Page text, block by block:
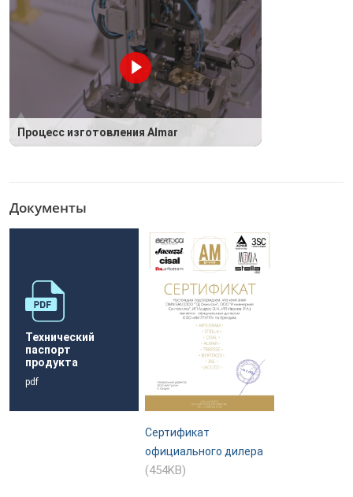
Процесс изготовления Almar
Документы
Технический
паспорт
продукта
pdf
Сертификат
официального дилера
(454KB)